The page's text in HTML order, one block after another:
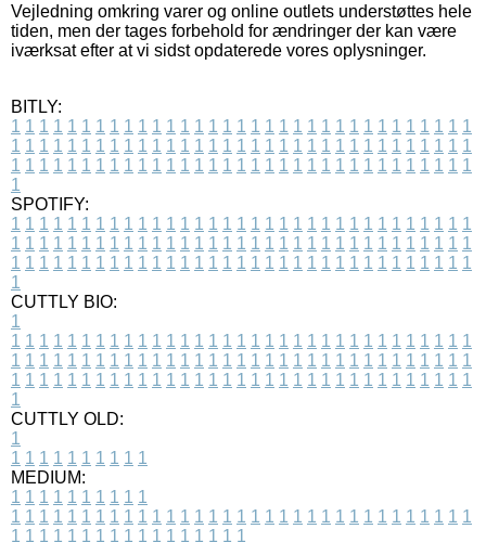
Vejledning omkring varer og online outlets understøttes hele
tiden, men der tages forbehold for ændringer der kan være
iværksat efter at vi sidst opdaterede vores oplysninger.
BITLY:
1 1 1 1 1 1 1 1 1 1 1 1 1 1 1 1 1 1 1 1 1 1 1 1 1 1 1 1 1 1 1 1 1
1 1 1 1 1 1 1 1 1 1 1 1 1 1 1 1 1 1 1 1 1 1 1 1 1 1 1 1 1 1 1 1 1
1 1 1 1 1 1 1 1 1 1 1 1 1 1 1 1 1 1 1 1 1 1 1 1 1 1 1 1 1 1 1 1 1
1
SPOTIFY:
1 1 1 1 1 1 1 1 1 1 1 1 1 1 1 1 1 1 1 1 1 1 1 1 1 1 1 1 1 1 1 1 1
1 1 1 1 1 1 1 1 1 1 1 1 1 1 1 1 1 1 1 1 1 1 1 1 1 1 1 1 1 1 1 1 1
1 1 1 1 1 1 1 1 1 1 1 1 1 1 1 1 1 1 1 1 1 1 1 1 1 1 1 1 1 1 1 1 1
1
CUTTLY BIO:
1
1 1 1 1 1 1 1 1 1 1 1 1 1 1 1 1 1 1 1 1 1 1 1 1 1 1 1 1 1 1 1 1 1
1 1 1 1 1 1 1 1 1 1 1 1 1 1 1 1 1 1 1 1 1 1 1 1 1 1 1 1 1 1 1 1 1
1 1 1 1 1 1 1 1 1 1 1 1 1 1 1 1 1 1 1 1 1 1 1 1 1 1 1 1 1 1 1 1 1
1
CUTTLY OLD:
1
1 1 1 1 1 1 1 1 1 1
MEDIUM:
1 1 1 1 1 1 1 1 1 1
1 1 1 1 1 1 1 1 1 1 1 1 1 1 1 1 1 1 1 1 1 1 1 1 1 1 1 1 1 1 1 1 1
1 1 1 1 1 1 1 1 1 1 1 1 1 1 1 1 1